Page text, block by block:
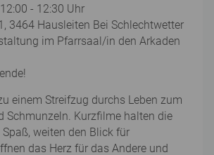
- 12:30 Uhr
3464 Hausleiten Bei Schlechtwetter
im Pfarrsaal/in den Arkaden
einem Streifzug durchs Leben zum
Schmunzeln. Kurzfilme halten die
weiten den Blick für
das Herz für das Andere und